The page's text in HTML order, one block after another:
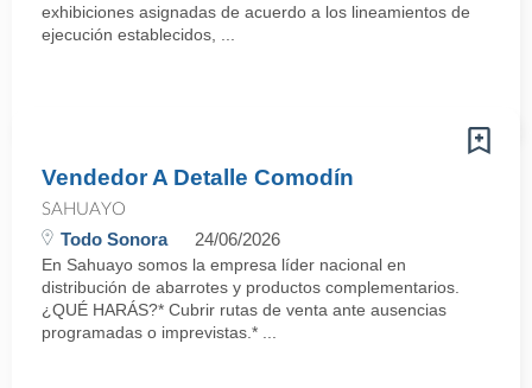
exhibiciones asignadas de acuerdo a los lineamientos de
ejecución establecidos, ...
Vendedor A Detalle Comodín
SAHUAYO
Todo Sonora 24/06/2026
En Sahuayo somos la empresa líder nacional en
distribución de abarrotes y productos complementarios.
¿QUÉ HARÁS?* Cubrir rutas de venta ante ausencias
programadas o imprevistas.* ...